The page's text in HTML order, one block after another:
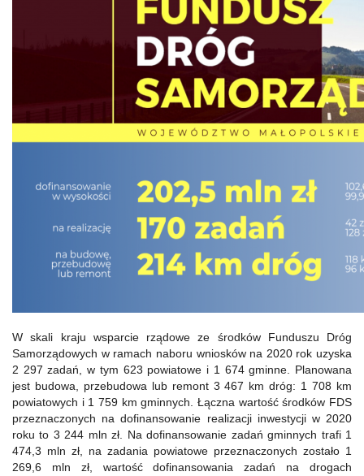
W skali kraju wsparcie rządowe ze środków Funduszu Dróg
Samorządowych w ramach naboru wniosków na 2020 rok uzyska
2 297 zadań, w tym 623 powiatowe i 1 674 gminne. Planowana
jest budowa, przebudowa lub remont 3 467 km dróg: 1 708 km
powiatowych i 1 759 km gminnych. Łączna wartość środków FDS
przeznaczonych na dofinansowanie realizacji inwestycji w 2020
roku to 3 244 mln zł. Na dofinansowanie zadań gminnych trafi 1
474,3 mln zł, na zadania powiatowe przeznaczonych zostało 1
269,6 mln zł, wartość dofinansowania zadań na drogach